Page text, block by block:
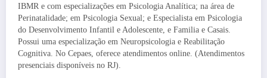
IBMR e com especializações em Psicologia Analítica; na área de
Perinatalidade; em Psicologia Sexual; e Especialista em Psicologia
do Desenvolvimento Infantil e Adolescente, e Familia e Casais.
Possui uma especialização em Neuropsicologia e Reabilitação
Cognitiva. No Cepaes, oferece atendimentos online. (Atendimentos
presenciais disponíveis no RJ).